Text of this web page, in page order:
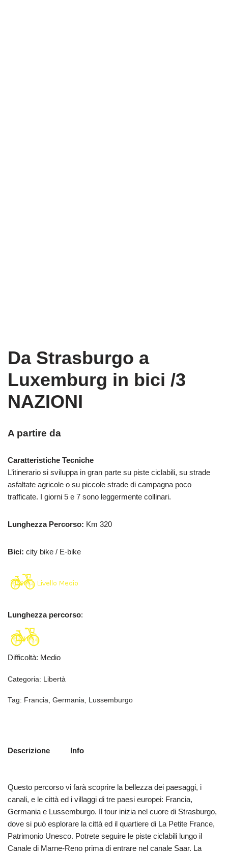
Da Strasburgo a
Luxemburg in bici /3
NAZIONI
A partire da
Caratteristiche Tecniche
L’itinerario si sviluppa in gran parte su piste ciclabili, su strade
asfaltate agricole o su piccole strade di campagna poco
trafficate. I giorni 5 e 7 sono leggermente collinari.
Lunghezza Percorso: Km 320
Bici: city bike / E-bike
Lunghezza percorso:
Difficoltà: Medio
Categoria: Libertà
Tag: Francia Germania Lussemburgo
Descrizione Info
Questo percorso vi farà scoprire la bellezza dei paesaggi, i
canali, e le città ed i villaggi di tre paesi europei: Francia,
Germania e Lussemburgo. Il tour inizia nel cuore di Strasburgo,
dove si può esplorare la città ed il quartiere di La Petite France,
Patrimonio Unesco. Potrete seguire le piste ciclabili lungo il
Canale di Marne-Reno prima di entrare nel canale Saar. La